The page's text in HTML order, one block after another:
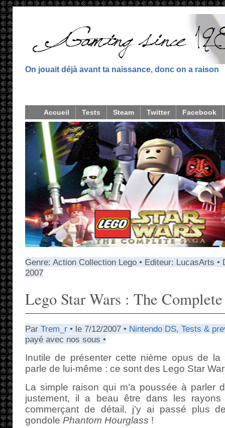
On jouait déjà avant ta naissance, donc on a raison
Accueil Tests Steam Twitter Facebook
Genre: Action Collection Lego • Editeur: LucasArts
2007
Lego Star Wars : The Complete
Par Trem_r • le 7/12/2007 • Nintendo DS, Tests &
payé avec nos sous •
Inutile de présenter cette nième opus de la
parle de lui-même : ce sont des Lego Star
La simple raison qui m’a poussée à parler
justement, il a beau être dans les rayons
commerçant de détail, j’y ai passé plus
gondole Phantom Hourglass !